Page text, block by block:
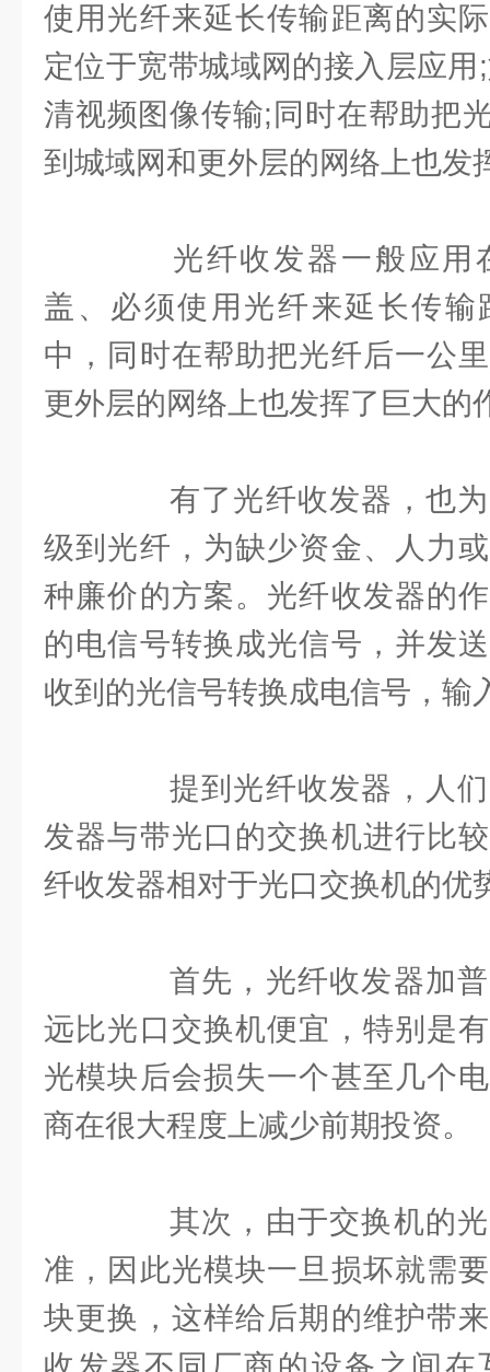
使用光纤来延长传输距离的实
定位于宽带城域网的接入层应
清视频图像传输;同时在帮助把
到城域网和更外层的网络上也发
光纤收发器一般应用
盖、必须使用光纤来延长传
中，同时在帮助把光纤后一公
更外层的网络上也发挥了巨大的
有了光纤收发器，也为
级到光纤，为缺少资金、人力
种廉价的方案。光纤收发器的
的电信号转换成光信号，并发
收到的光信号转换成电信号，输
提到光纤收发器，人们
发器与带光口的交换机进行比
纤收发器相对于光口交换机的优
首先，光纤收发器加普
远比光口交换机便宜，特别是
光模块后会损失一个甚至几个
商在很大程度上减少前期投资。
其次，由于交换机的光
准，因此光模块一旦损坏就需
块更换，这样给后期的维护带